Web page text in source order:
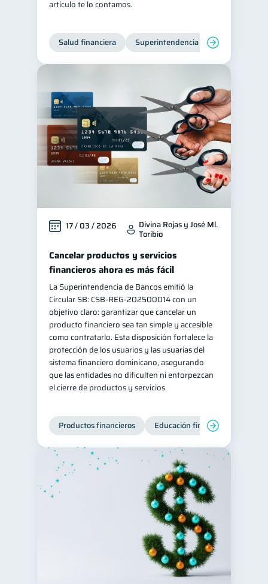
artículo te lo contamos.
Salud financiera Superintendencia de Bancos
17 / 03 / 2026 Divina Rojas y José Ml.
Toribio
Cancelar productos y servicios
financieros ahora es más fácil
La Superintendencia de Bancos emitió la
Circular SB: CSB‑REG‑202500014 con un
objetivo claro: garantizar que cancelar un
producto financiero sea tan simple y accesible
como contratarlo. Esta disposición fortalece la
protección de los usuarios y las usuarias del
sistema financiero dominicano, asegurando
que las entidades no dificulten ni entorpezcan
el cierre de productos y servicios.
Productos financieros Educación financiera